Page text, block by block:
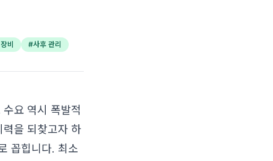
비 #사후 관리
요 역시 폭발적
을 되찾고자 하
꼽힙니다. 최소